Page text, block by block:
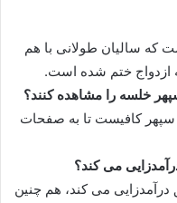
که سالیان طولانی با هم
ازدواج ختم شده است.
خلسه را مشاهده کنند؟
کافیست تا به صفحات
می کند؟
می‌ کند، هم چنین